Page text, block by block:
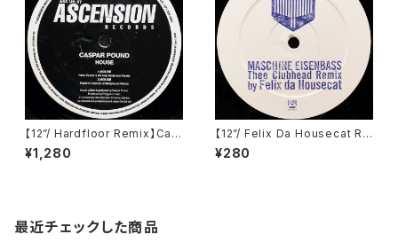
【12”/ Hardfloor Remix】Cas
par Pound / House (Ascen
sion Records) (ASC UK 07)
¥1,280
【12”/ Felix Da Housecat Re
mix】Ironbase / Maschine E
isenbass (Club Culture)
¥280
最近チェックした商品